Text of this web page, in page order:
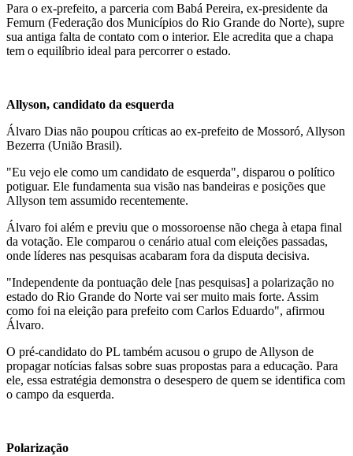
Para o ex-prefeito, a parceria com Babá Pereira, ex-presidente da
Femurn (Federação dos Municípios do Rio Grande do Norte), supre
sua antiga falta de contato com o interior. Ele acredita que a chapa
tem o equilíbrio ideal para percorrer o estado.
Allyson, candidato da esquerda
Álvaro Dias não poupou críticas ao ex-prefeito de Mossoró, Allyson
Bezerra (União Brasil).
"Eu vejo ele como um candidato de esquerda", disparou o político
potiguar. Ele fundamenta sua visão nas bandeiras e posições que
Allyson tem assumido recentemente.
Álvaro foi além e previu que o mossoroense não chega à etapa final
da votação. Ele comparou o cenário atual com eleições passadas,
onde líderes nas pesquisas acabaram fora da disputa decisiva.
"Independente da pontuação dele [nas pesquisas] a polarização no
estado do Rio Grande do Norte vai ser muito mais forte. Assim
como foi na eleição para prefeito com Carlos Eduardo", afirmou
Álvaro.
O pré-candidato do PL também acusou o grupo de Allyson de
propagar notícias falsas sobre suas propostas para a educação. Para
ele, essa estratégia demonstra o desespero de quem se identifica com
o campo da esquerda.
Polarização